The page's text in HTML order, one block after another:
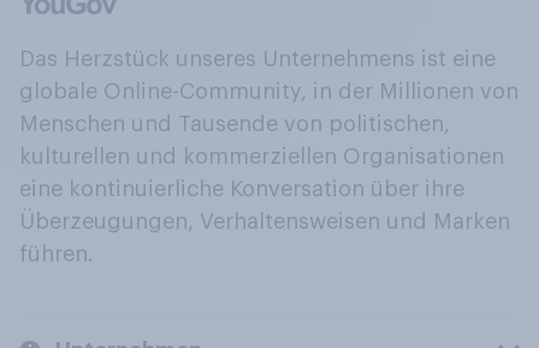
Das Herzstück unseres Unternehmens ist eine
globale Online-Community, in der Millionen von
Menschen und Tausende von politischen,
kulturellen und kommerziellen Organisationen
eine kontinuierliche Konversation über ihre
Überzeugungen, Verhaltensweisen und Marken
führen.